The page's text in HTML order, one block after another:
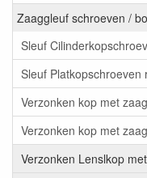
Zaaggleuf schroeven /
Sleuf
Sleuf Platkopschroeven
Verzonken kop met
Verzonken kop met
Verzonken Lenslkop